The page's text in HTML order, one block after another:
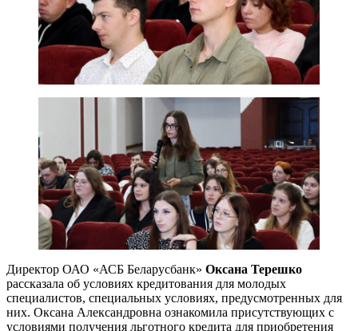
Директор ОАО «АСБ Беларусбанк» Оксана Терешко
рассказала об условиях кредитования для молодых
специалистов, специальных условиях, предусмотренных для
них. Оксана Александровна ознакомила присутствующих с
условиями получения льготного кредита для приобретения